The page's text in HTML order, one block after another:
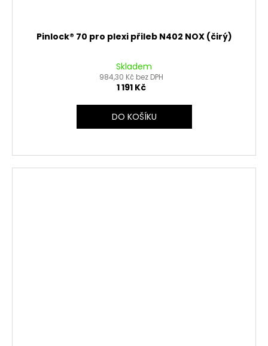
Pinlock® 70 pro plexi přileb N402 NOX (čirý)
Skladem
984,30 Kč bez DPH
1 191 Kč
DO KOŠÍKU